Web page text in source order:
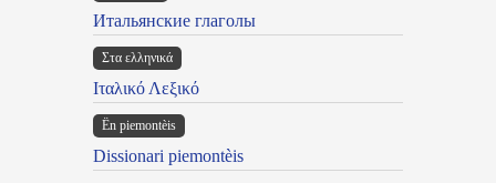
Итальянские глаголы
Στα ελληνικά
Ιταλικό Λεξικό
Ën piemontèis
Dissionari piemontèis